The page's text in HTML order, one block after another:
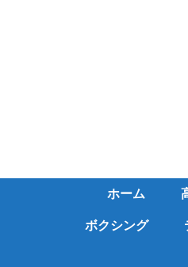
ホーム
ボクシング